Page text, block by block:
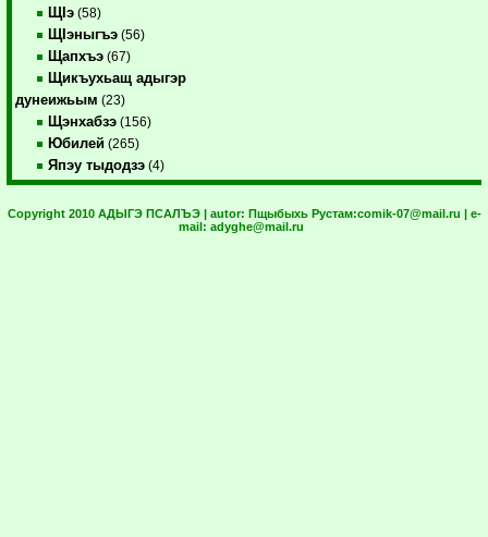
ЩIэ (58)
ЩIэныгъэ (56)
Щапхъэ (67)
Щикъухьащ адыгэр
дунеижьым (23)
Щэнхабзэ (156)
Юбилей (265)
Япэу тыдодзэ (4)
Copyright 2010 АДЫГЭ ПСАЛЪЭ | autor: Пщыбыхь Рустам:comik-07@mail.ru | e-
mail: adyghe@mail.ru